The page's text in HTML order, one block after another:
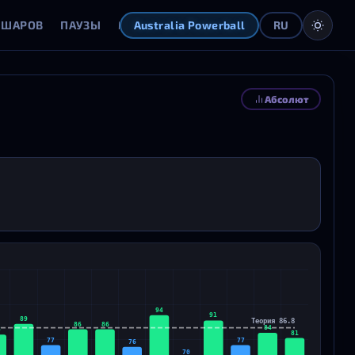
ПАУЗЫ МАТРИЦА ОТКЛОНЕНИЯ ГЕНЕРАТОР
Australia Powerball RU
Абсолют